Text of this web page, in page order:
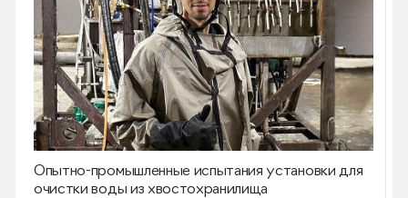
Опытно-промышленные испытания установки для
очистки воды из хвостохранилища